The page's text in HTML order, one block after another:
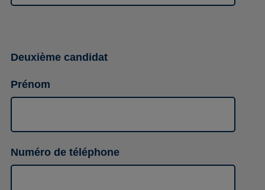
Deuxième candidat
Prénom
Numéro de téléphone